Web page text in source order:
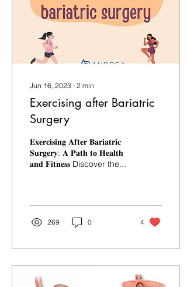
(Liraglutide) Kekerapan
suntikan: Setiap hari Dos
maksimum: 3.0 mg
Diluluskan untuk:
Penurunan...
Jun 16, 2023 ∙ 2 min
Exercising after Bariatric
Surgery
𝐄𝐱𝐞𝐫𝐜𝐢𝐬𝐢𝐧𝐠 𝐀𝐟𝐭𝐞𝐫 𝐁𝐚𝐫𝐢𝐚𝐭𝐫𝐢𝐜
𝐒𝐮𝐫𝐠𝐞𝐫𝐲: 𝐀 𝐏𝐚𝐭𝐡 𝐭𝐨 𝐇𝐞𝐚𝐥𝐭𝐡
𝐚𝐧𝐝 𝐅𝐢𝐭𝐧𝐞𝐬𝐬 Discover the...
269 0 4